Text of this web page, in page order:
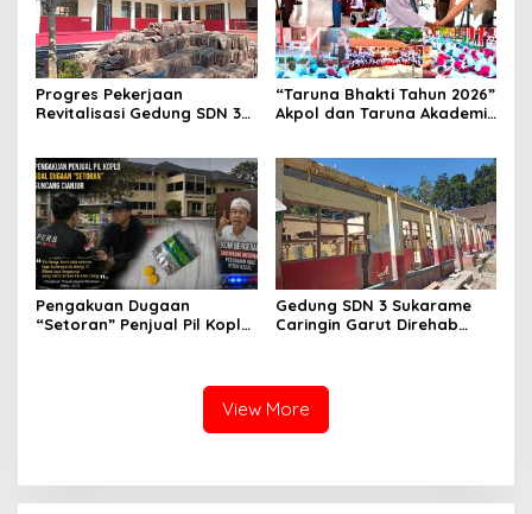
Progres Pekerjaan
Revitalisasi Gedung SDN 3
“Taruna Bhakti Tahun 2026”
Akpol dan Taruna Akademi
Pengakuan Dugaan
“Setoran” Penjual Pil Koplo
Gedung SDN 3 Sukarame
Caringin Garut Direhab
View More